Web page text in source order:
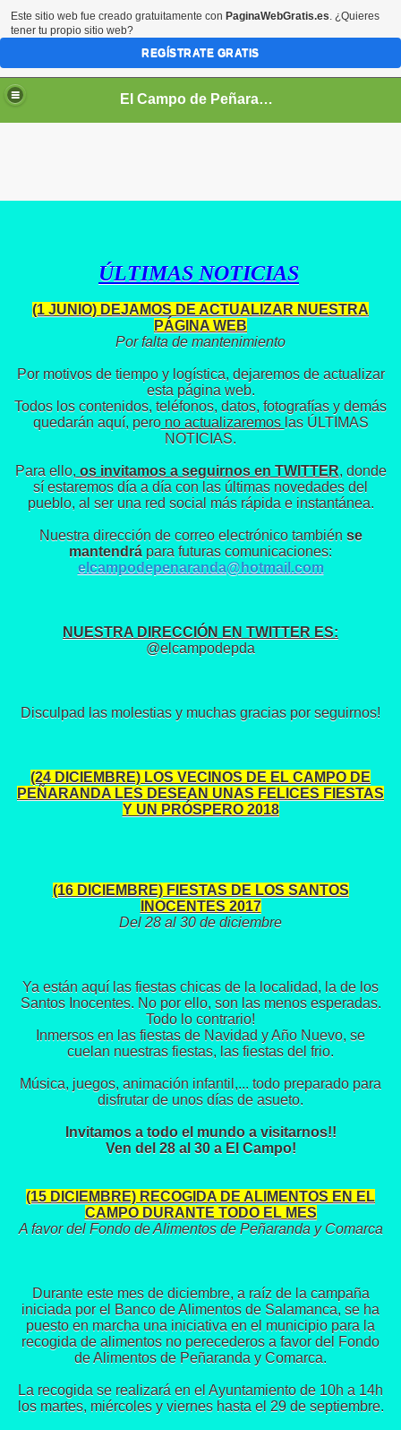
El Campo de Peñaranda (Salamanca)
ÚLTIMAS NOTICIAS
(1 JUNIO) DEJAMOS DE ACTUALIZAR NUESTRA
PÁGINA WEB
Por falta de mantenimiento
Por motivos de tiempo y logística, dejaremos de actualizar
esta página web.
Todos los contenidos, teléfonos, datos, fotografías y demás
quedarán aquí, perono actualizaremos las ÚLTIMAS
NOTICIAS.
Para ello, os invitamos a seguirnos en TWITTER, donde
sí estaremos día a día con las últimas novedades del
pueblo, al ser una red social más rápida e instantánea.
Nuestra dirección de correo electrónico también se
mantendrá para futuras comunicaciones:
elcampodepenaranda@hotmail.com
NUESTRA DIRECCIÓN EN TWITTER ES:
@elcampodepda
Disculpad las molestias y muchas gracias por seguirnos!
(24 DICIEMBRE) LOS VECINOS DE EL CAMPO DE
PEÑARANDA LES DESEAN UNAS FELICES FIESTAS
Y UN PRÓSPERO 2018
(16 DICIEMBRE) FIESTAS DE LOS SANTOS
INOCENTES 2017
Del 28 al 30 de diciembre
Ya están aquí las fiestas chicas de la localidad, la de los
Santos Inocentes. No por ello, son las menos esperadas.
Todo lo contrario!
Inmersos en las fiestas de Navidad y Año Nuevo, se
cuelan nuestras fiestas, las fiestas del frio.
Música, juegos, animación infantil,... todo preparado para
disfrutar de unos días de asueto.
Invitamos a todo el mundo a visitarnos!!
Ven del 28 al 30 a El Campo!
(15 DICIEMBRE) RECOGIDA DE ALIMENTOS EN EL
CAMPO DURANTE TODO EL MES
A favor del Fondo de Alimentos de Peñaranda y Comarca
Durante este mes de diciembre, a raíz de la campaña
iniciada por el Banco de Alimentos de Salamanca, se ha
puesto en marcha una iniciativa en el municipio para la
recogida de alimentos no perecederos a favor del Fondo
de Alimentos de Peñaranda y Comarca.
La recogida se realizará en el Ayuntamiento de 10h a 14h
los martes, miércoles y viernes hasta el 29 de septiembre.
Este sitio web fue creado gratuitamente con PaginaWebGratis.es. ¿Quieres
tener tu propio sitio web?
REGÍSTRATE GRATIS